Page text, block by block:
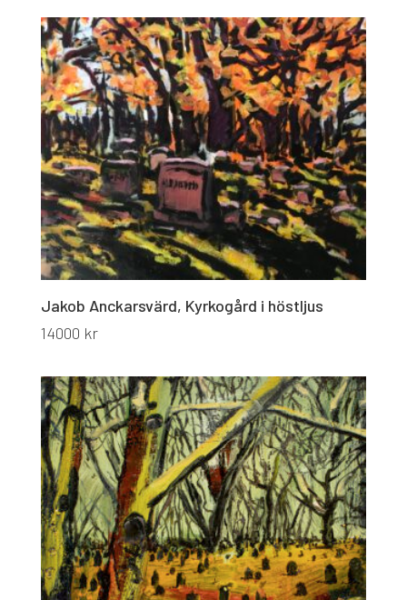
Jakob Anckarsvärd, Kyrkogård i höstljus
14000 kr